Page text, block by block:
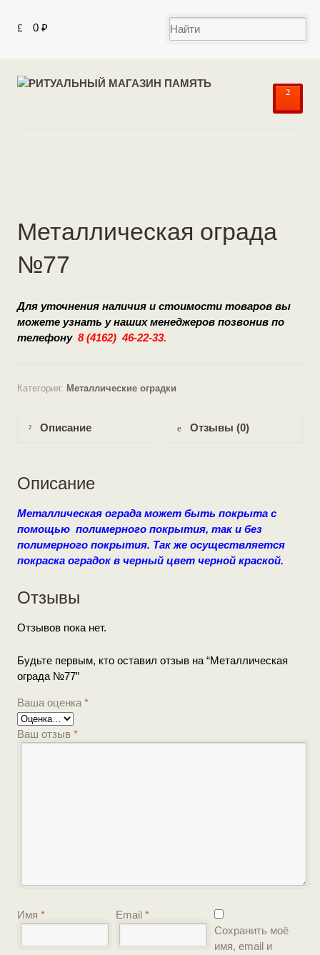
0 ₽
²
Металлическая ограда
№77
Для уточнения наличия и стоимости товаров вы
можете узнать у нашихменеджеров позвонив по
телефону 8 (4162) 46-22-33.
Категория: Металлические оградки
Описание Отзывы (0)
Описание
Металлическая ограда может быть покрыта с
помощью полимерного покрытия, так и без
полимерного покрытия. Так же осуществляется
покраска оградок в черный цвет черной краской.
Отзывы
Отзывов пока нет.
Будьте первым, кто оставил отзыв на “Металлическая
ограда №77”
Ваша оценка*
Ваш отзыв*
Имя* Email*
Сохранить моё
имя, email и